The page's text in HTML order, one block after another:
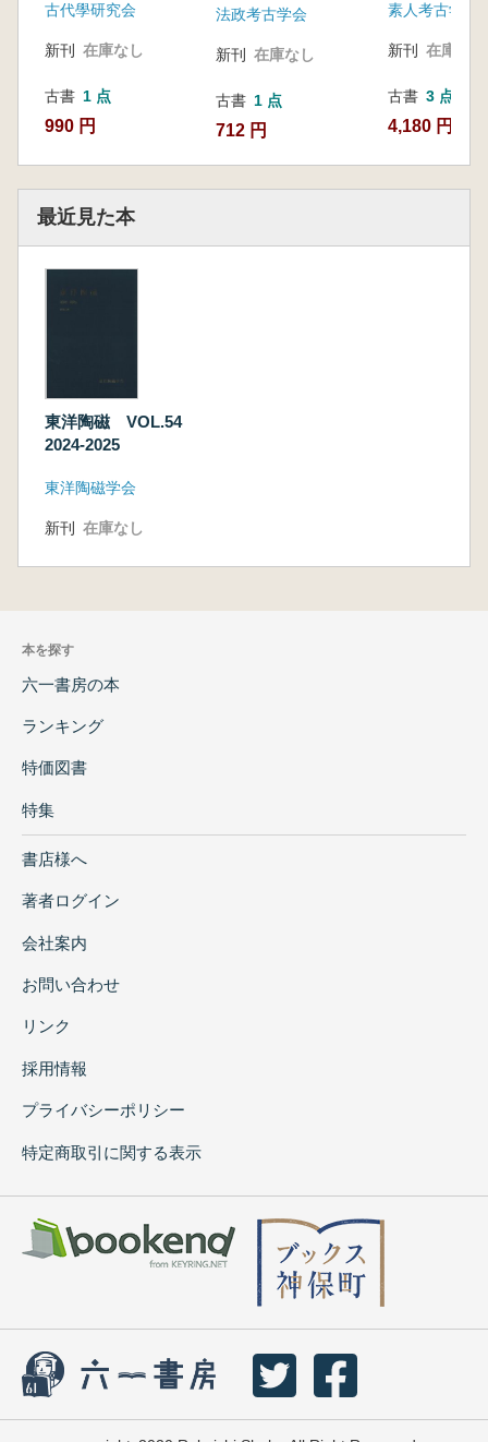
古代學研究会
新刊 在庫なし
古書 1 点
990 円
法政考古学会
新刊 在庫なし
古書 1 点
712 円
素人考古学研
新刊 在庫なし
古書 3 点
4,180 円~
最近見た本
東洋陶磁 VOL.54
2024-2025
東洋陶磁学会
新刊 在庫なし
本を探す
六一書房の本
ランキング
特価図書
特集
書店様へ
著者ログイン
会社案内
お問い合わせ
リンク
採用情報
プライバシーポリシー
特定商取引に関する表示